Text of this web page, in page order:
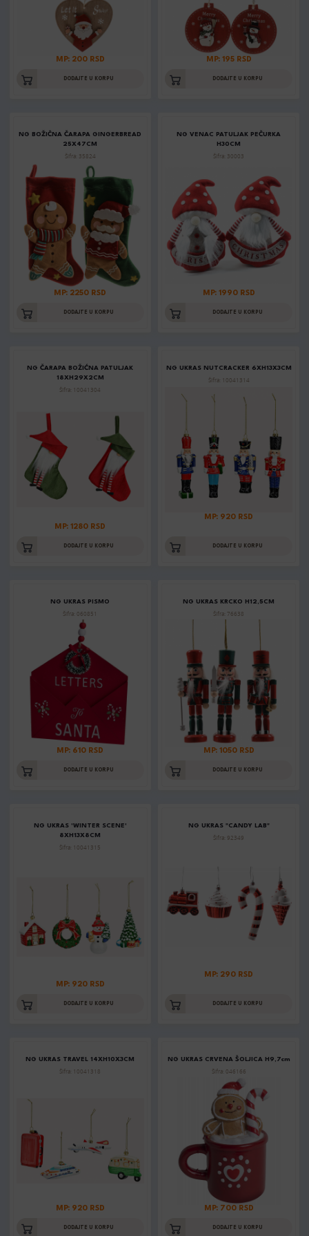
MP: 200 RSD
DODAJTE U KORPU
MP: 195 RSD
DODAJTE U KORPU
NG BOŽIČNA ČARAPA GINGERBREAD
25X47CM
Šifra: 35824
MP: 2250 RSD
DODAJTE U KORPU
NG VENAC PATULJAK PEČURKA
H30CM
Šifra: 30003
MP: 1990 RSD
DODAJTE U KORPU
NG ČARAPA BOŽIĆNA PATULJAK
18XH29X2CM
Šifra: 10041304
MP: 1280 RSD
DODAJTE U KORPU
NG UKRAS NUTCRACKER 6XH13X3CM
Šifra: 10041314
MP: 920 RSD
DODAJTE U KORPU
NG UKRAS PISMO
Šifra: 060851
MP: 610 RSD
DODAJTE U KORPU
NG UKRAS KRCKO H12,5CM
Šifra: 76638
MP: 1050 RSD
DODAJTE U KORPU
NG UKRAS 'WINTER SCENE'
8XH13X8CM
Šifra: 10041315
MP: 920 RSD
DODAJTE U KORPU
NG UKRAS "CANDY LAB"
Šifra: 92349
MP: 290 RSD
DODAJTE U KORPU
NG UKRAS TRAVEL 14XH10X3CM
Šifra: 10041318
MP: 920 RSD
DODAJTE U KORPU
NG UKRAS CRVENA ŠOLJICA H9,7cm
Šifra: 046166
MP: 700 RSD
DODAJTE U KORPU